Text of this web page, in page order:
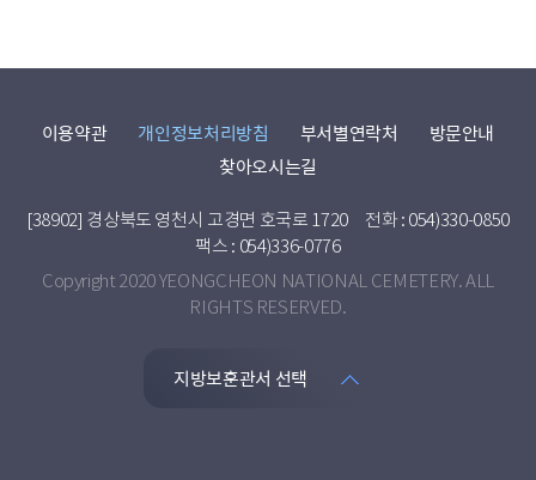
이용약관 개인정보처리방침 부서별연락처
방문안내
찾아오시는길
[38902] 경상북도 영천시 고경면 호국로 1720
전화 : 054)330-0850
팩스 : 054)336-0776
Copyright 2020 YEONGCHEON NATIONAL CEMETERY. ALL
RIGHTS RESERVED.
지방보훈관서 선택